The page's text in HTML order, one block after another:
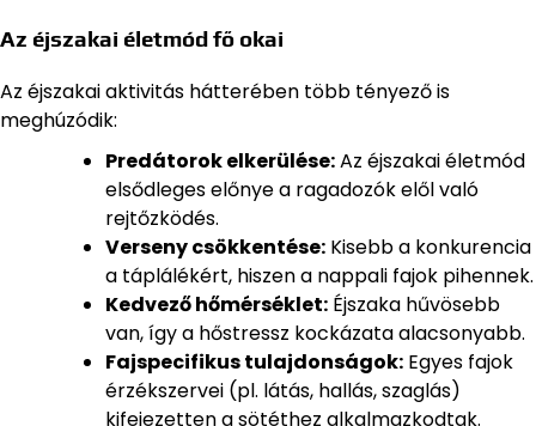
Az éjszakai életmód fő okai
Az éjszakai aktivitás hátterében több tényező is
meghúzódik:
Predátorok elkerülése:Az éjszakai életmód
elsődleges előnye a ragadozók elől való
rejtőzködés.
Verseny csökkentése: Kisebb a konkurencia
a táplálékért, hiszen a nappali fajok pihennek.
Kedvező hőmérséklet: Éjszaka hűvösebb
van, így a hőstressz kockázata alacsonyabb.
Fajspecifikus tulajdonságok: Egyes fajok
érzékszervei (pl. látás, hallás, szaglás)
kifejezetten a sötéthez alkalmazkodtak.